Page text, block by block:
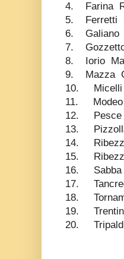
4. Farina
5. Ferretti
6. Galiano
7.
8. Iorio
9. Mazza
10. Micelli
11.
12. Pesce
13.
14.
15.
16. Sabba
17.
18.
19.
20.